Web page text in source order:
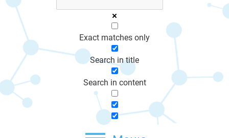
Exact matches only
Search in title
Search in content